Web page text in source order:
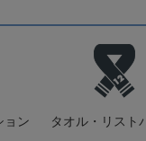
ョン
タオル・リスト